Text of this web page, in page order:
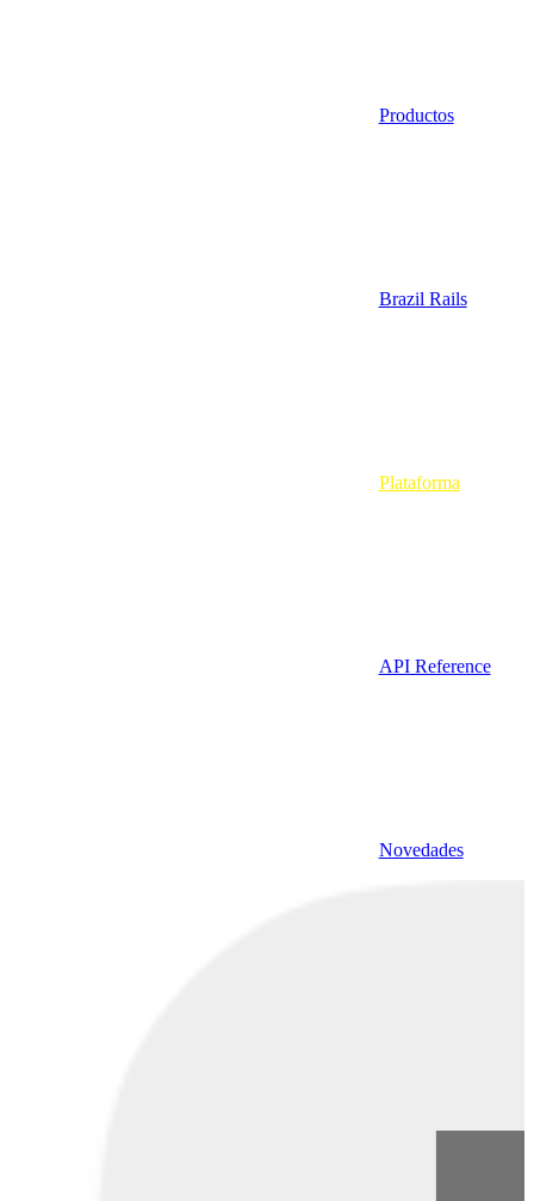
Productos
Brazil Rails
Plataforma
API Reference
Novedades